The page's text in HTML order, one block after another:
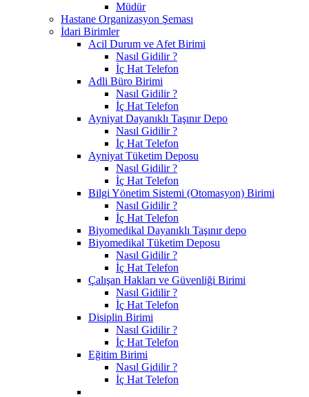
Müdür
Hastane Organizasyon Şeması
İdari Birimler
Acil Durum ve Afet Birimi
Nasıl Gidilir ?
İç Hat Telefon
Adli Büro Birimi
Nasıl Gidilir ?
İç Hat Telefon
Ayniyat Dayanıklı Taşınır Depo
Nasıl Gidilir ?
İç Hat Telefon
Ayniyat Tüketim Deposu
Nasıl Gidilir ?
İç Hat Telefon
Bilgi Yönetim Sistemi (Otomasyon) Birimi
Nasıl Gidilir ?
İç Hat Telefon
Biyomedikal Dayanıklı Taşınır depo
Biyomedikal Tüketim Deposu
Nasıl Gidilir ?
İç Hat Telefon
Çalışan Hakları ve Güvenliği Birimi
Nasıl Gidilir ?
İç Hat Telefon
Disiplin Birimi
Nasıl Gidilir ?
İç Hat Telefon
Eğitim Birimi
Nasıl Gidilir ?
İç Hat Telefon